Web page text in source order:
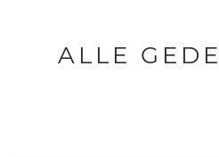
ALLE